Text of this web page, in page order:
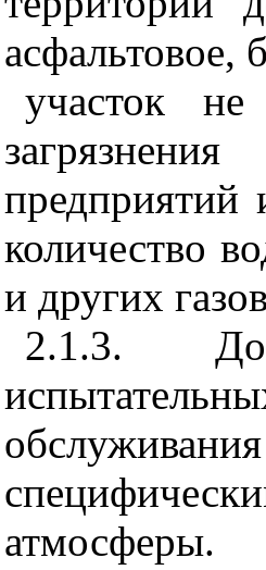
асфальтовое,
участок не
предприятий
количество
и других
2.1.3.
атмосферы.